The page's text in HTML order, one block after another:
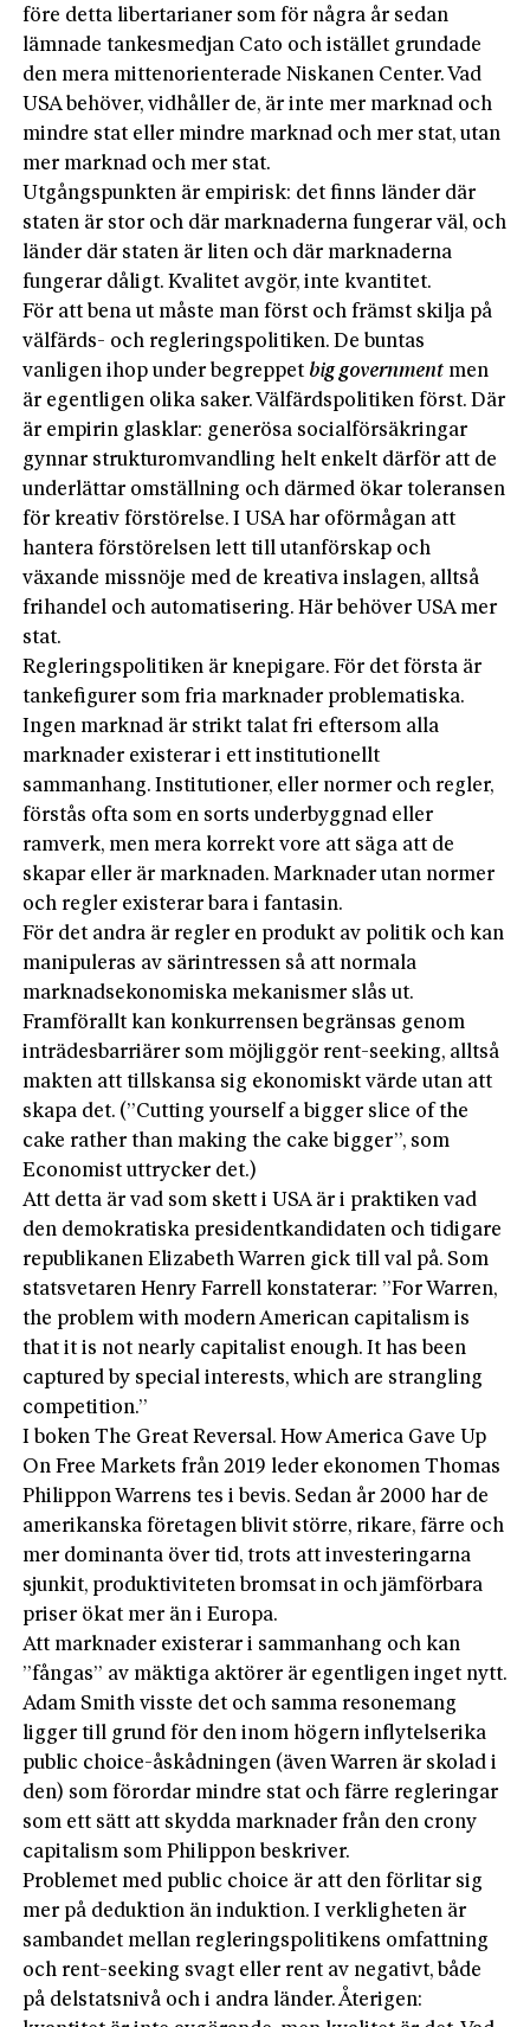
före detta libertarianer som för några år sedan
lämnade tanke­smedjan Cato och istället grundade
den mera mittenorienterade Niskanen Center. Vad
USA behöver, vidhåller de, är inte mer marknad och
mindre stat eller mindre marknad och mer stat, utan
mer marknad och mer stat.
Utgångspunkten är empirisk: det finns länder där
staten är stor och där marknaderna fungerar väl, och
länder där staten är liten och där marknaderna
fungerar dåligt. Kvalitet avgör, inte kvantitet.
För att bena ut måste man först och främst skilja på
välfärds- och regleringspolitiken. De buntas
vanligen ihop under begreppet big government men
är egentligen olika saker. Välfärdspolitiken först. Där
är empirin glasklar: generösa socialförsäkringar
gynnar strukturomvandling helt enkelt därför att de
underlättar omställning och därmed ökar toleransen
för kreativ förstörelse. I USA har oförmågan att
hantera förstörelsen lett till utanförskap och
växande missnöje med de kreativa inslagen, alltså
frihandel och automatisering. Här behöver USA mer
stat.
Regleringspolitiken är knepigare. För det första är
tankefigurer som fria marknader problematiska.
Ingen marknad är strikt talat fri eftersom alla
marknader existerar i ett institutionellt
sammanhang. Institutioner, eller normer och regler,
förstås ofta som en sorts underbyggnad eller
ramverk, men mera korrekt vore att säga att de
skapar eller är marknaden. Marknader utan normer
och regler existerar bara i fantasin.
För det andra är regler en produkt av politik och kan
manipuleras av särintressen så att normala
marknadsekonomiska mekanismer slås ut.
Framförallt kan konkurrensen begränsas genom
inträdesbarriärer som möjliggör rent-seeking, alltså
makten att tillskansa sig ekonomiskt värde utan att
skapa det. (”Cutting yourself a bigger slice of the
cake rather than making the cake bigger”, som
Economist uttrycker det.)
Att detta är vad som skett i USA är i praktiken vad
den demokratiska presidentkandidaten och tidigare
republikanen Elizabeth Warren gick till val på. Som
statsvetaren Henry Farrell konstaterar: ”For Warren,
the problem with modern American capitalism is
that it is not nearly capitalist enough. It has been
captured by special interests, which are strangling
competition.”
I boken The Great Reversal. How America Gave Up
On Free Markets från 2019 leder ekonomen Thomas
Philippon Warrens tes i bevis. Sedan år 2000 har de
amerikanska företagen blivit större, rikare, färre och
mer dominanta över tid, trots att investeringarna
sjunkit, produktiviteten bromsat in och jämförbara
priser ökat mer än i Europa.
Att marknader existerar i sammanhang och kan
”fångas” av mäktiga aktörer är egentligen inget nytt.
Adam Smith visste det och samma resonemang
ligger till grund för den inom högern inflytelserika
public choice-åskådningen (även Warren är skolad i
den) som förordar mindre stat och färre regleringar
som ett sätt att skydda marknader från den crony
capitalism som Philippon beskriver.
Problemet med public choice är att den förlitar sig
mer på deduktion än induktion. I verkligheten är
sambandet mellan regleringspolitikens omfattning
och rent-seeking svagt eller rent av negativt, både
på delstatsnivå och i andra länder. Återigen: